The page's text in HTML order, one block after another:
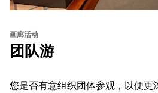
画廊活动
团队游
您是否有意组织团体参观，以便更